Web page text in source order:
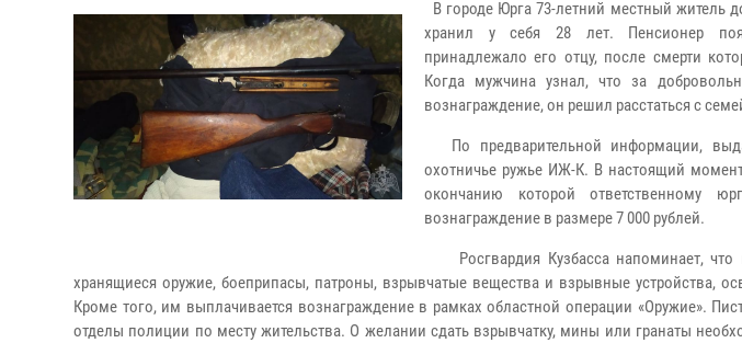
В городе Юрга 73-летний местный житель
хранил у себя 28 лет. Пенсионер
принадлежало его отцу, после смерти
Когда мужчина узнал, что за
вознаграждение, он решил расстаться с
По предварительной информации,
охотничье ружье ИЖ-К. В настоящий
окончанию которой ответственному
вознаграждение в размере 7 000 рублей.
Росгвардия Кузбасса напоминает, что
хранящиеся оружие, боеприпасы, патроны, взрывчатые вещества и взрывные устройства,
Кроме того, им выплачивается вознаграждение в рамках областной операции «Оружие».
отделы полиции по месту жительства. О желании сдать взрывчатку, мины или гранаты